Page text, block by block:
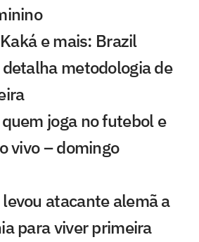
e mais: Brazil
metodologia de
joga no futebol e
vivo – domingo
atacante alemã a
para viver primeira